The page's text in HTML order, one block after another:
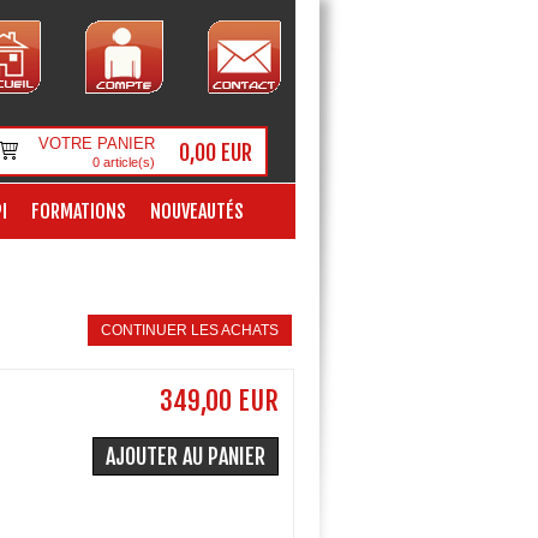
VOTRE PANIER
0article(s) 0,00 EUR
FORMATIONS NOUVEAUTÉS
CONTINUER LES ACHATS
349,00 EUR
AJOUTER AU PANIER